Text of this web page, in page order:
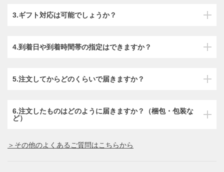
3.ギフト対応は可能でしょうか？
4.到着日や到着時間帯の指定はできますか？
5.注文してからどのくらいで届きますか？
6.注文したものはどのように届きますか？（梱包・包装な
ど）
＞その他のよくあるご質問はこちらから